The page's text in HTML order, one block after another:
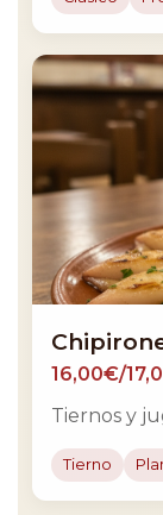
16,00€/
Tiernos y
Tierno